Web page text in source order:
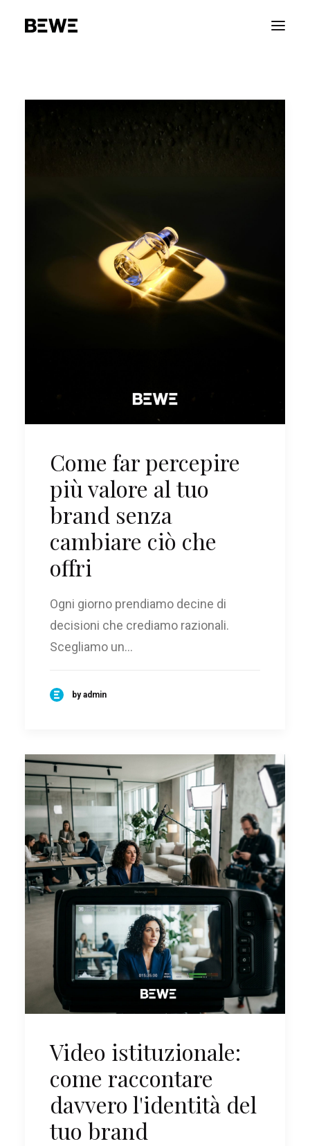
CHI SIAMO
Come far percepire
più valore al tuo
brand senza
cambiare ciò che
offri
Ogni giorno prendiamo decine di
decisioni che crediamo razionali.
Scegliamo un…
by admin
Video istituzionale:
come raccontare
davvero l'identità del
tuo brand